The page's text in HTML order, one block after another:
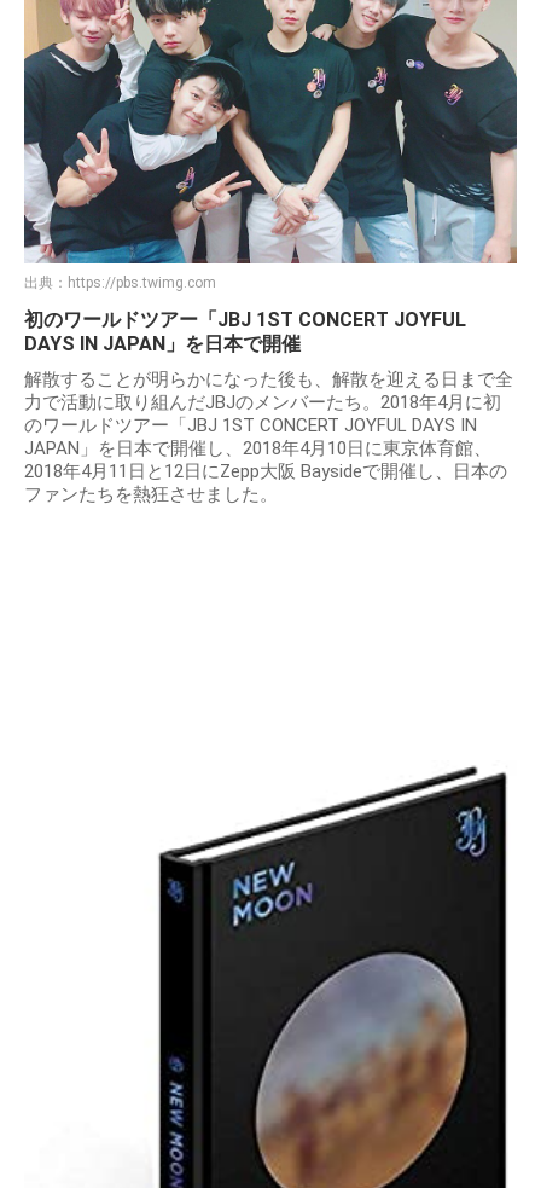
出典： https://pbs.twimg.com
初のワールドツアー「JBJ 1ST CONCERT JOYFUL
DAYS IN JAPAN」を日本で開催
解散することが明らかになった後も、解散を迎える日まで全
力で活動に取り組んだJBJのメンバーたち。2018年4月に初
のワールドツアー「JBJ 1ST CONCERT JOYFUL DAYS IN
JAPAN」を日本で開催し、2018年4月10日に東京体育館、
2018年4月11日と12日にZepp大阪 Baysideで開催し、日本の
ファンたちを熱狂させました。